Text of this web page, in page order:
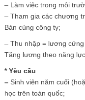
– Làm việc trong môi
– Tham gia các chương
Bản cùng công ty;
– Thu nhập = lương
Tăng lương theo năng lực.
* Yêu cầu
– Sinh viên năm cuối
học trên toàn quốc;